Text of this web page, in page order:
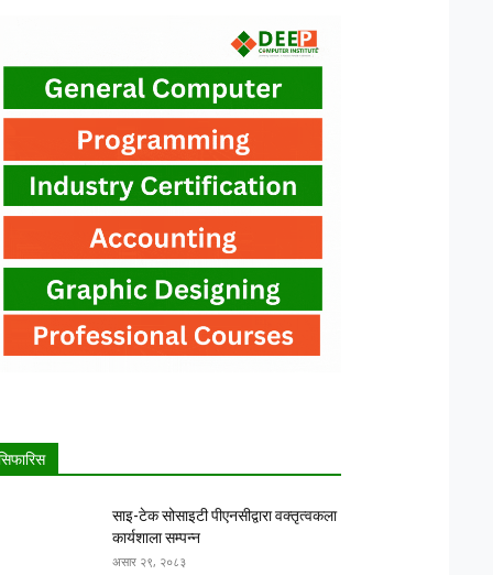
साइ-टेक सोसाइटी पीएनसीद्वारा वक्तृत्वकला
कार्यशाला सम्पन्न
असार २९, २०८३